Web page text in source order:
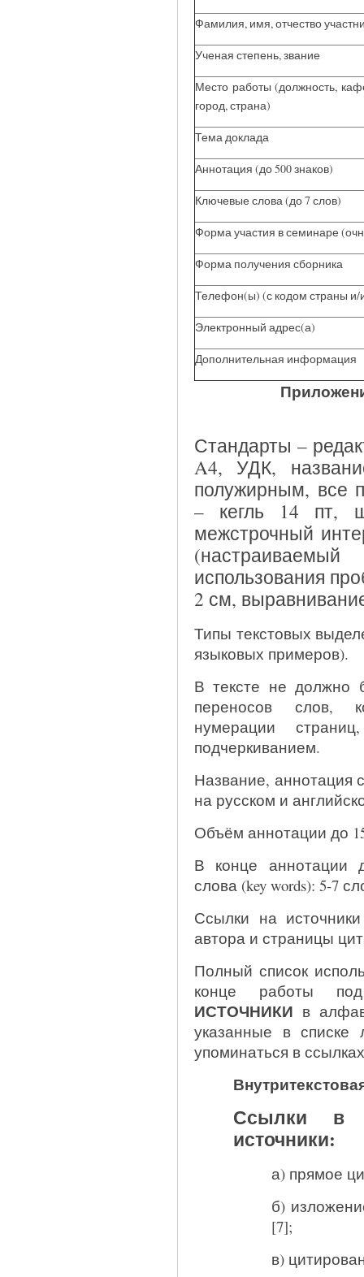
Фамилия, имя, отчество
Ученая степень, звание
Место работы (должность,
город, страна)
Тема доклада
Аннотация (до 500 знаков)
Ключевые слова (до 7 слов)
Форма участия в семинаре
Форма получения сборника
Телефон(ы) (с кодом страны и/
Электронный адрес(а)
Дополнительная информация
Стандарты –
A4, УДК,
полужирным, все
– кегль 14 пт,
межстрочный
использования
2 см,
Типы текстовых
языковых примеров).
В тексте не должно
переносов слов,
нумерации
подчеркиванием.
Название, аннотация
на русском и
Объём аннотации до
В конце аннотации
слова (key words): 5-7
Ссылки на
автора и страницы
Полный список
конце работы
ИСТОЧНИКИ в
указанные в списке
упоминаться в
Ссылки в
источники:
а) прямое
б)
[7];
в)